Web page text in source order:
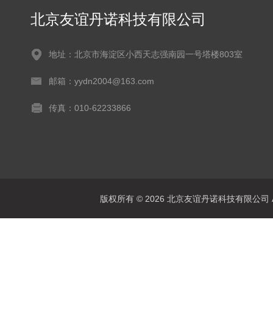
北京友谊丹诺科技有限公司
地址：北京市海淀区小西天志强南园一号塔楼803室
邮箱：yydn2004@163.com
传真：010-62233866
版权所有 © 2026 北京友谊丹诺科技有限